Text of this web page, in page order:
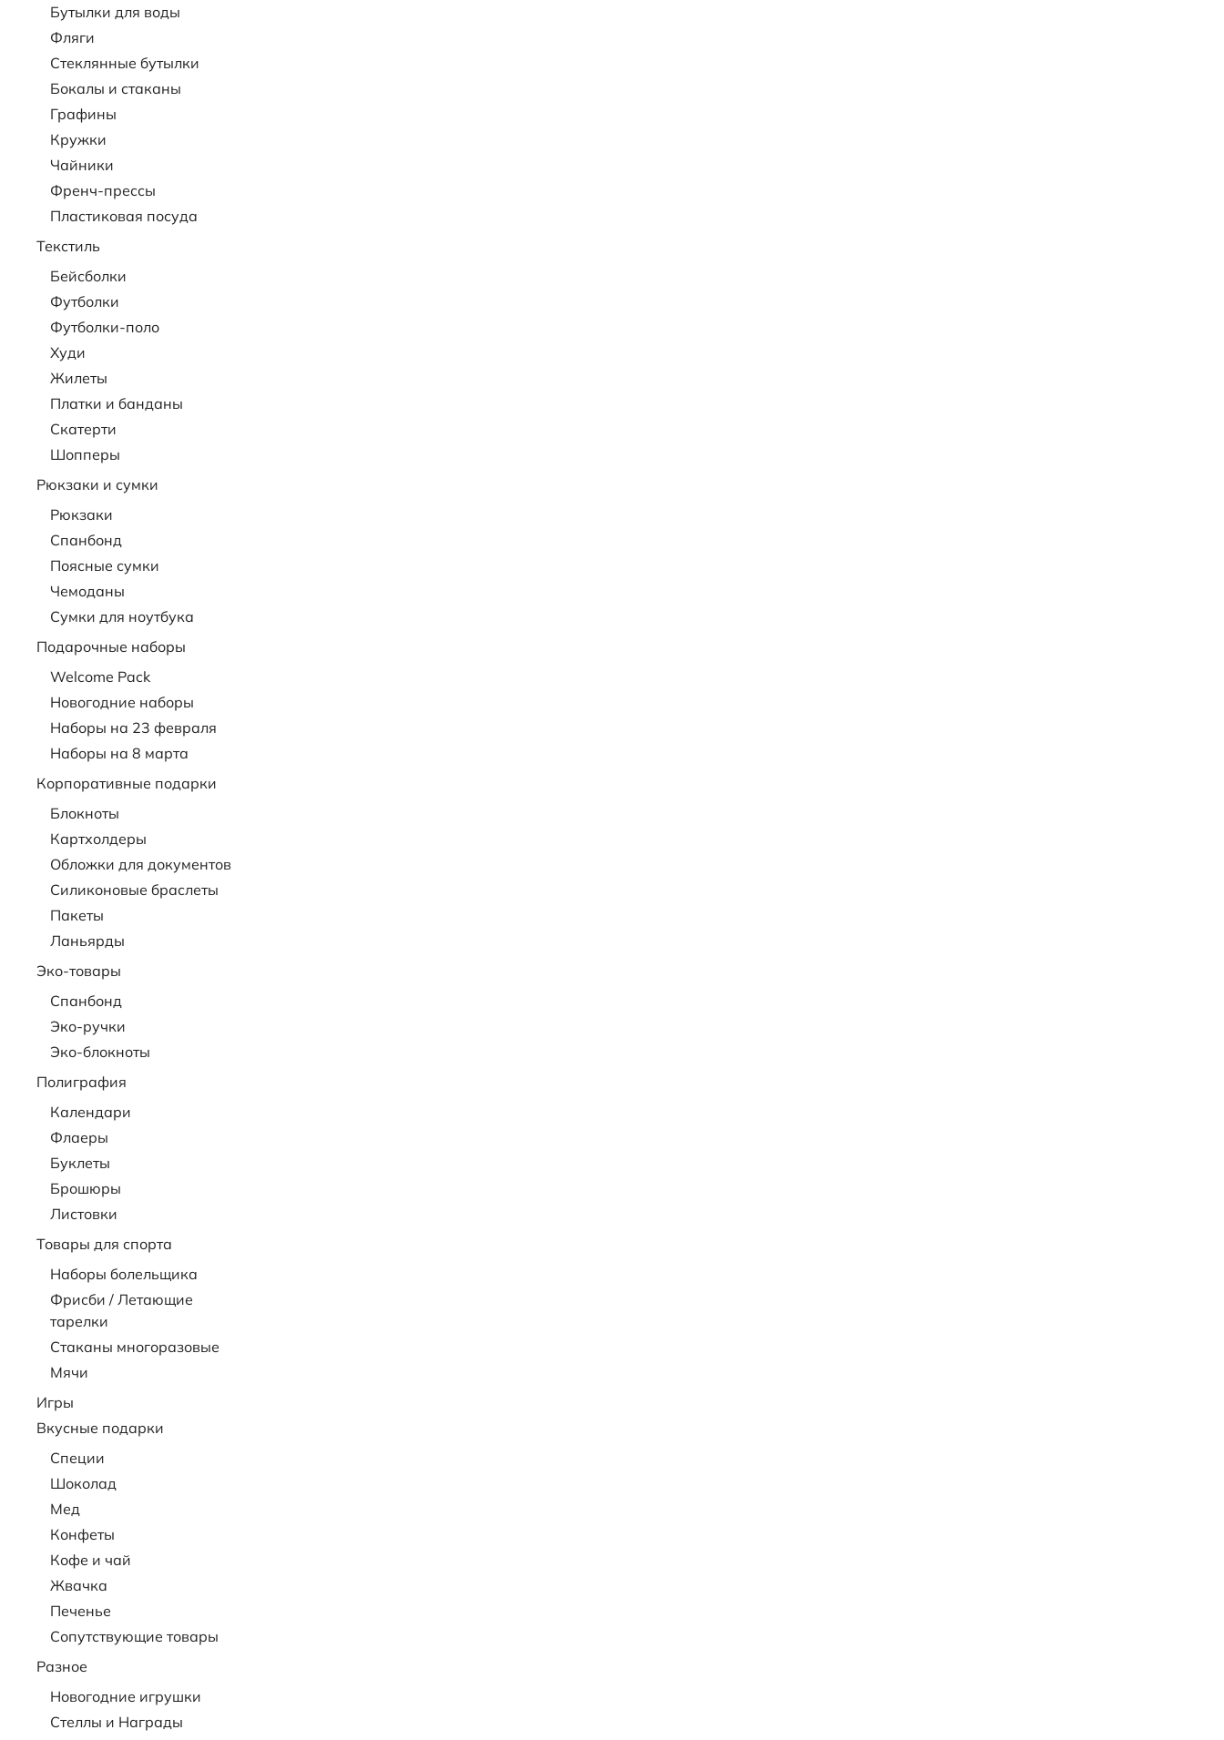
Бутылки для воды
Фляги
Стеклянные бутылки
Бокалы и стаканы
Графины
Кружки
Чайники
Френч-прессы
Пластиковая посуда
Текстиль
Бейсболки
Футболки
Футболки-поло
Худи
Жилеты
Платки и банданы
Скатерти
Шопперы
Рюкзаки и сумки
Рюкзаки
Спанбонд
Поясные сумки
Чемоданы
Сумки для ноутбука
Подарочные наборы
Welcome Pack
Новогодние наборы
Наборы на 23 февраля
Наборы на 8 марта
Корпоративные подарки
Блокноты
Картхолдеры
Обложки для документов
Силиконовые браслеты
Пакеты
Ланьярды
Эко-товары
Спанбонд
Эко-ручки
Эко-блокноты
Полиграфия
Календари
Флаеры
Буклеты
Брошюры
Листовки
Товары для спорта
Наборы болельщика
Фрисби / Летающие
тарелки
Стаканы многоразовые
Мячи
Игры
Вкусные подарки
Специи
Шоколад
Мед
Конфеты
Кофе и чай
Жвачка
Печенье
Сопутствующие товары
Разное
Новогодние игрушки
Стеллы и Награды